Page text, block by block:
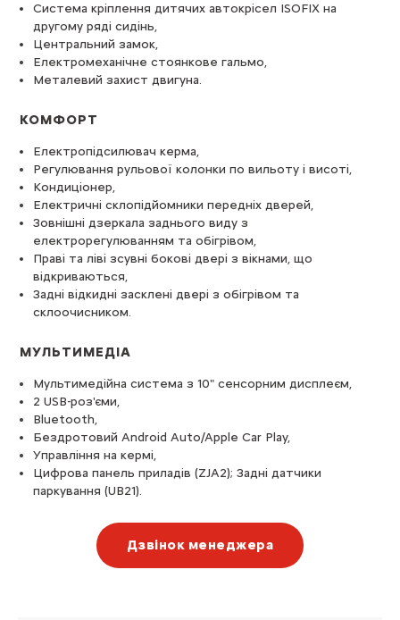
Система кріплення дитячих автокрісел ISOFIX на
другому ряді сидінь,
Центральний замок,
Електромеханічне стоянкове гальмо,
Металевий захист двигуна.
КОМФОРТ
Електропідсилювач керма,
Регулювання рульової колонки по вильоту і висоті,
Кондиціонер,
Електричні склопідйомники передніх дверей,
Зовнішні дзеркала заднього виду з
електрорегулюванням та обігрівом,
Праві та ліві зсувні бокові двері з вікнами, що
відкриваються,
Задні відкидні засклені двері з обігрівом та
склоочисником.
МУЛЬТИМЕДІА
Мультимедійна система з 10" сенсорним дисплеєм,
2 USB-роз'єми,
Bluetooth,
Бездротовий Android Auto/Apple Car Play,
Управління на кермі,
Цифрова панель приладів (ZJA2); Задні датчики
паркування (UB21).
Дзвінок менеджера